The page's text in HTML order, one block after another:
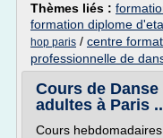
Thèmes liés :
formation diplome
hop paris / centre
professionnelle de
Cours de
adultes à Paris
Cours